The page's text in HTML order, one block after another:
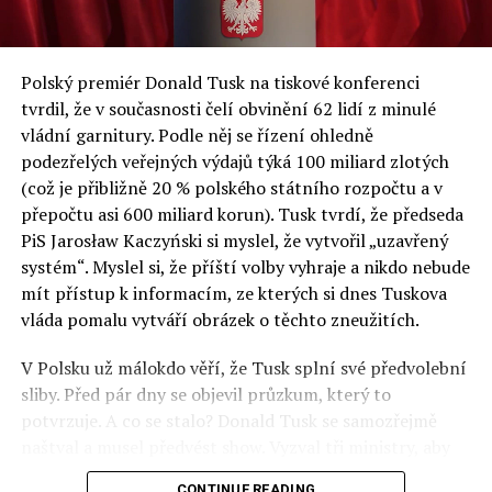
ekonomických a sociálních problémů v Polsku a střední
a východní Evropě.
Otázky spojené s vývojem umělé inteligence budou na
fóru AI zvláště diskutovanou oblastí. Fórum AI bude
zahrnovat vyhrazenou tematickou trať skládající se z
panelů, prezentací, workshopů a speciálních akcí.
Budou diskutovány klíčové otázky vlivu umělé
inteligence ve společnosti, ale i v sektoru veřejných a
komerčních služeb. Budou se diskutovat problémy a
výzvy, kterým bude muset trh čelit tváří v tvář zásadním
technologickým změnám. Účastníci fóra také zváží, do
technologií umělé inteligence v mnoha oblastech života
umožní Evropské unii obnovit konkurenceschopnost ve
vztahu ke globálním ekonomikám a nutnosti zajistit
Polský premiér Donald Tusk na tiskové konferenci
tvrdil, že v současnosti čelí obvinění 62 lidí z minulé
vládní garnitury. Podle něj se řízení ohledně
podezřelých veřejných výdajů týká 100 miliard zlotých
(což je přibližně 20 % polského státního rozpočtu a v
přepočtu asi 600 miliard korun). Tusk tvrdí, že předseda
PiS Jarosław Kaczyński si myslel, že vytvořil „uzavřený
systém“. Myslel si, že příští volby vyhraje a nikdo nebude
mít přístup k informacím, ze kterých si dnes Tuskova
vláda pomalu vytváří obrázek o těchto zneužitích.
V Polsku už málokdo věří, že Tusk splní své předvolební
sliby. Před pár dny se objevil průzkum, který to
potvrzuje. A co se stalo? Donald Tusk se samozřejmě
před kamerami podepsali dohodu o stíhání členů PiS, a
CONTINUE READING